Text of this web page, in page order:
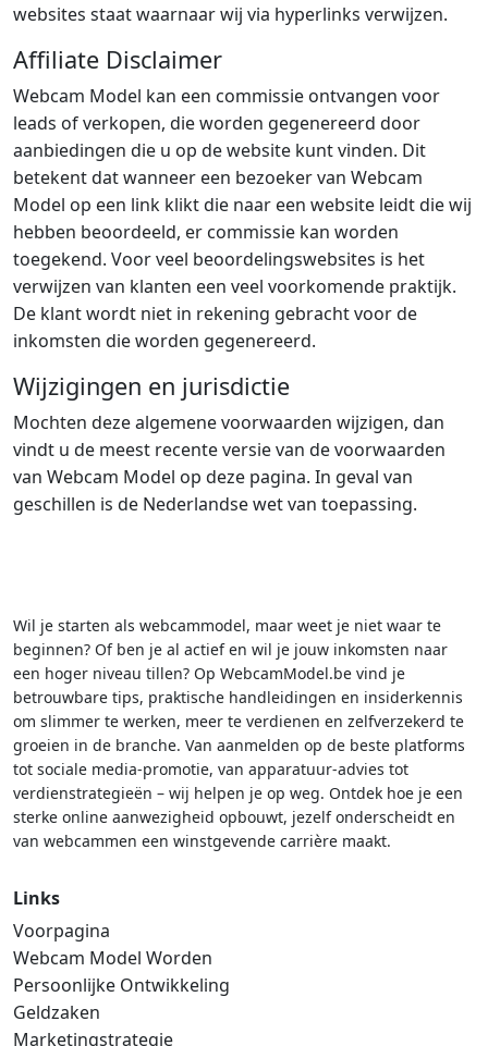
websites staat waarnaar wij via hyperlinks verwijzen.
Affiliate Disclaimer
Webcam Model kan een commissie ontvangen voor
leads of verkopen, die worden gegenereerd door
aanbiedingen die u op de website kunt vinden. Dit
betekent dat wanneer een bezoeker van Webcam
Model op een link klikt die naar een website leidt die wij
hebben beoordeeld, er commissie kan worden
toegekend. Voor veel beoordelingswebsites is het
verwijzen van klanten een veel voorkomende praktijk.
De klant wordt niet in rekening gebracht voor de
inkomsten die worden gegenereerd.
Wijzigingen en jurisdictie
Mochten deze algemene voorwaarden wijzigen, dan
vindt u de meest recente versie van de voorwaarden
van Webcam Model op deze pagina. In geval van
geschillen is de Nederlandse wet van toepassing.
Wil je starten als webcammodel, maar weet je niet waar te
beginnen? Of ben je al actief en wil je jouw inkomsten naar
een hoger niveau tillen? Op WebcamModel.be vind je
betrouwbare tips, praktische handleidingen en insiderkennis
om slimmer te werken, meer te verdienen en zelfverzekerd te
groeien in de branche. Van aanmelden op de beste platforms
tot sociale media-promotie, van apparatuur-advies tot
verdienstrategieën – wij helpen je op weg. Ontdek hoe je een
sterke online aanwezigheid opbouwt, jezelf onderscheidt en
van webcammen een winstgevende carrière maakt.
Links
Voorpagina
Webcam Model Worden
Persoonlijke Ontwikkeling
Geldzaken
Marketingstrategie